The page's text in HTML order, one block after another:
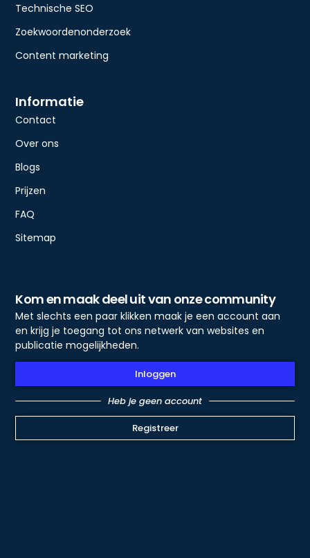
Technische SEO
Zoekwoordenonderzoek
Content marketing
Informatie
Contact
Over ons
Blogs
Prijzen
FAQ
Sitemap
Kom en maak deel uit van onze community
Met slechts een paar klikken maak je een account aan
en krijg je toegang tot ons netwerk van websites en
publicatie mogelijkheden.
Inloggen
Heb je geen account
Registreer